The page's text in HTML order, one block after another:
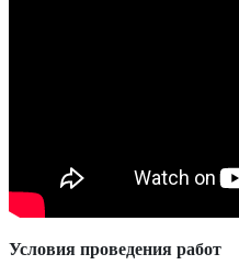
Условия проведения работ